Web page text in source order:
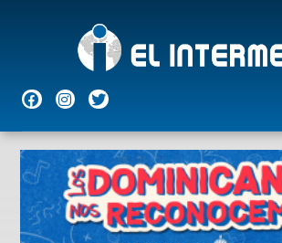
NACIONALES INTERNACIONALESECONÓMICAS